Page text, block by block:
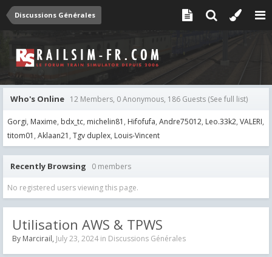
Discussions Générales
Who's Online 12 Members, 0 Anonymous, 186 Guests (See full list)
Gorgi Maxime bdx_tc michelin81 Hifofufa Andre75012 Leo.33k2 VALERI
titom01 Aklaan21 Tgv duplex Louis-Vincent
Recently Browsing 0 members
No registered users viewing this page.
Utilisation AWS & TPWS
By Marcirail, July 23, 2024 in Discussions Générales